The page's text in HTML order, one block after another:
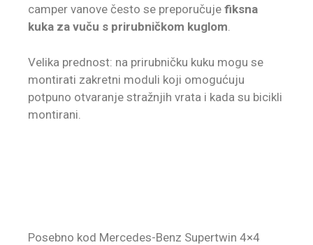
camper vanove često se preporučuje fiksna
kuka za vuču s prirubničkom kuglom.
Velika prednost: na prirubničku kuku mogu se
montirati zakretni moduli koji omogućuju
potpuno otvaranje stražnjih vrata i kada su bicikli
montirani.
Posebno kod Mercedes-Benz Supertwin 4×4